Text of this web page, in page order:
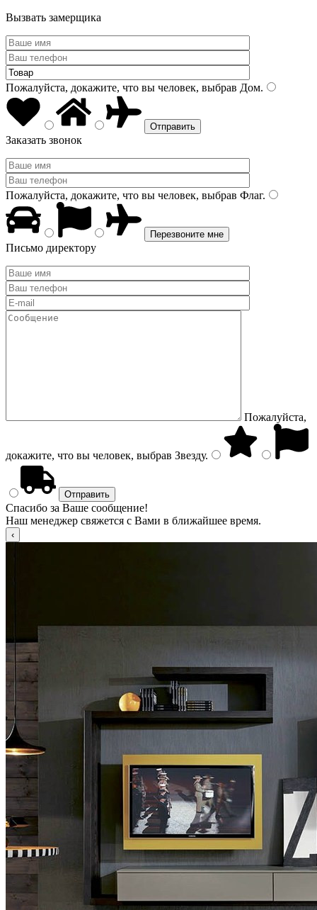
Вызвать замерщика
Пожалуйста, докажите, что вы человек, выбрав Дом.
Заказать звонок
Пожалуйста, докажите, что вы человек, выбрав Флаг.
Письмо директору
Пожалуйста,
докажите, что вы человек, выбрав Звезду.
Спасибо за Ваше сообщение!
Наш менеджер свяжется с Вами в ближайшее время.